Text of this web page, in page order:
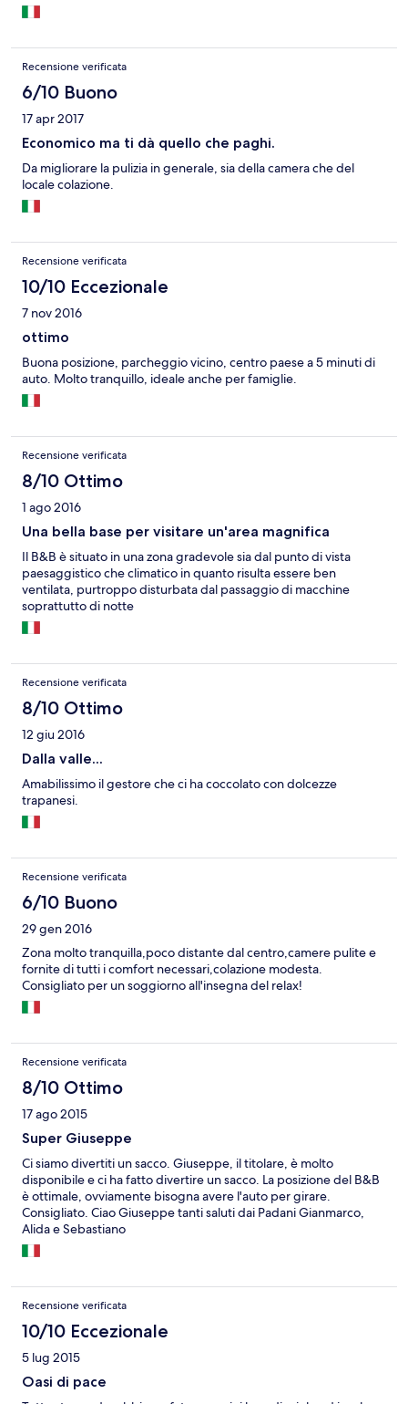
Recensione verificata
6/10 Buono
17 apr 2017
Economico ma ti dà quello che paghi.
Da migliorare la pulizia in generale, sia della camera che del
locale colazione.
Recensione verificata
10/10 Eccezionale
7 nov 2016
ottimo
Buona posizione, parcheggio vicino, centro paese a 5 minuti di
auto. Molto tranquillo, ideale anche per famiglie.
Recensione verificata
8/10 Ottimo
1 ago 2016
Una bella base per visitare un'area magnifica
Il B&B è situato in una zona gradevole sia dal punto di vista
paesaggistico che climatico in quanto risulta essere ben
ventilata, purtroppo disturbata dal passaggio di macchine
soprattutto di notte
Recensione verificata
8/10 Ottimo
12 giu 2016
Dalla valle...
Amabilissimo il gestore che ci ha coccolato con dolcezze
trapanesi.
Recensione verificata
6/10 Buono
29 gen 2016
Zona molto tranquilla,poco distante dal centro,camere pulite e
fornite di tutti i comfort necessari,colazione modesta.
Consigliato per un soggiorno all'insegna del relax!
Recensione verificata
8/10 Ottimo
17 ago 2015
Super Giuseppe
Ci siamo divertiti un sacco. Giuseppe, il titolare, è molto
disponibile e ci ha fatto divertire un sacco. La posizione del B&B
è ottimale, ovviamente bisogna avere l'auto per girare.
Consigliato. Ciao Giuseppe tanti saluti dai Padani Gianmarco,
Alida e Sebastiano
Recensione verificata
10/10 Eccezionale
5 lug 2015
Oasi di pace